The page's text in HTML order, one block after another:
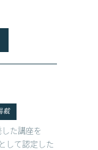
載
た講座を
して認定した